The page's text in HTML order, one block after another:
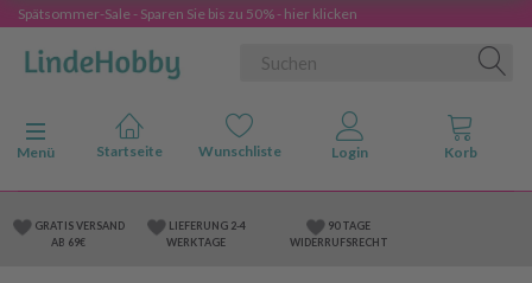
Spätsommer-Sale - Sparen Sie bis zu 50% - hier klicken
Anzeige ändern
Menü
GRATIS VERSAND
AB 69€
LIEFERUNG 2-4
WERKTAGE
90 TAGE
WIDERRUFSRECHT